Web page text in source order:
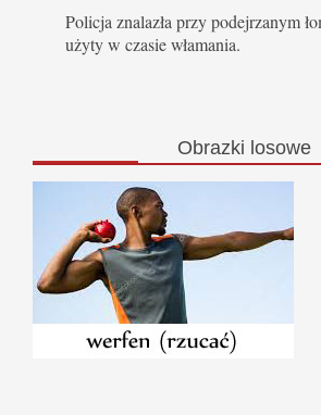
Policja znalazła przy podejrzanym
użyty w czasie włamania.
Obrazki losowe